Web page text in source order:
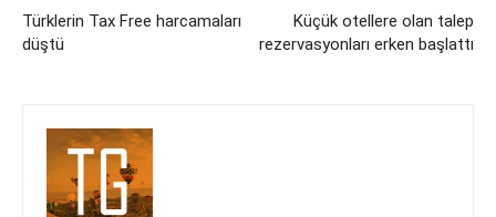
Türklerin Tax Free harcamaları
düştü
Küçük otellere olan talep
rezervasyonları erken başlattı